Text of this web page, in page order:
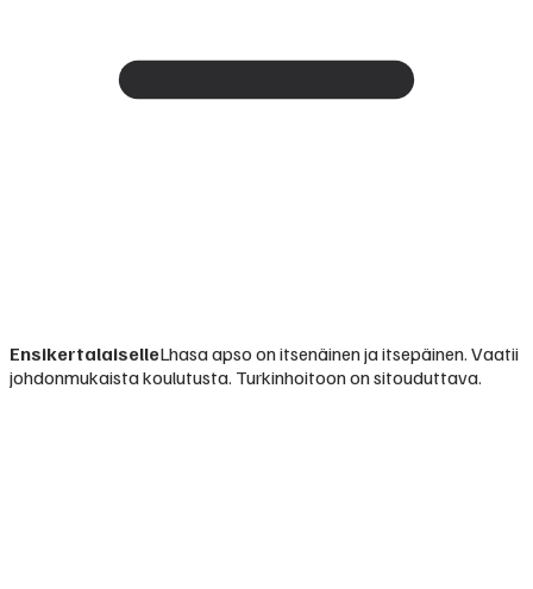
EnsikertalaiselleLhasa apso on itsenäinen ja itsepäinen. Vaatii
johdonmukaista koulutusta. Turkinhoitoon on sitouduttava.